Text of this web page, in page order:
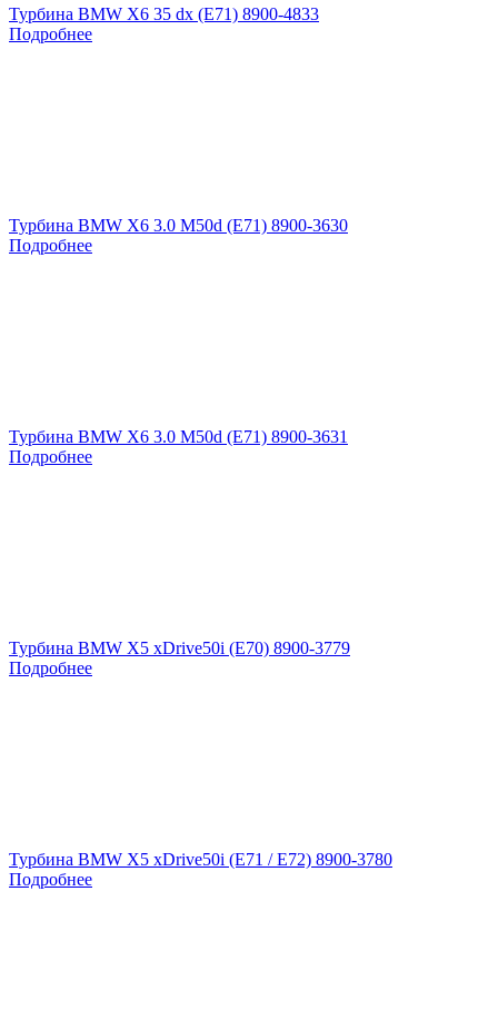
Турбина BMW X6 35 dx (E71) 8900-4833
Подробнее
Турбина BMW X6 3.0 M50d (E71) 8900-3630
Подробнее
Турбина BMW X6 3.0 M50d (E71) 8900-3631
Подробнее
Турбина BMW X5 xDrive50i (E70) 8900-3779
Подробнее
Турбина BMW X5 xDrive50i (E71 / E72) 8900-3780
Подробнее